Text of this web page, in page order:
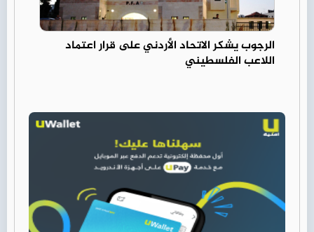
الرجوب يشكر الاتحاد الأردني على قرار اعتماد
اللاعب الفلسطيني